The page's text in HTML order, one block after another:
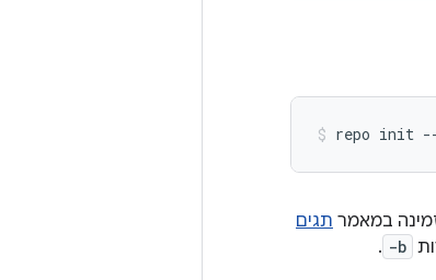
repo init
במאמר תגים
-b
.